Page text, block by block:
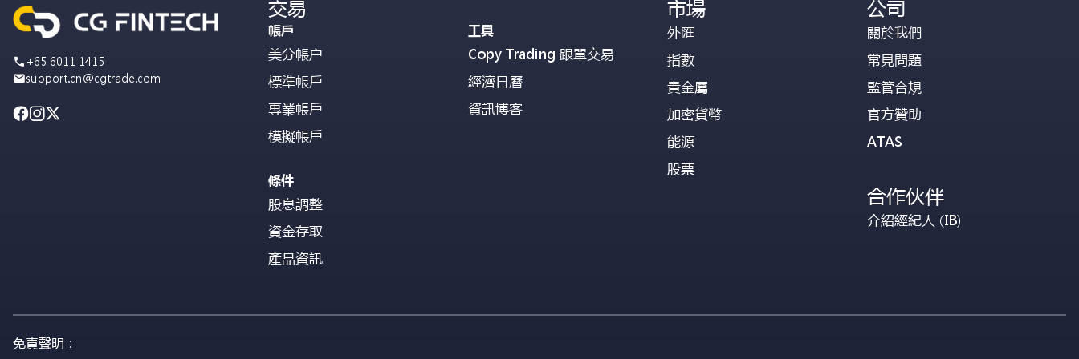
+65 6011 1415
support.cn@cgtrade.com
交易
帳戶
美分帳户
標準帳戶
專業帳戶
模擬帳戶
條件
股息調整
資金存取
產品資訊
工具
Copy Trading 跟單交易
經濟日曆
資訊博客
市場
外匯
指數
貴金屬
加密貨幣
能源
股票
公司
關於我們
常見問題
監管合規
官方贊助
ATAS
合作伙伴
介紹經紀人 (IB)
免責聲明：